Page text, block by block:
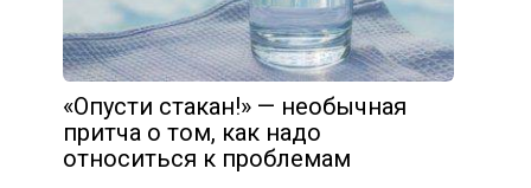
«Опусти стакан!» — необычная
притча о том, как надо
относиться к проблемам